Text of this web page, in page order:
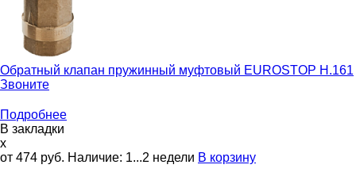
Обратный клапан пружинный муфтовый EUROSTOP H.161
Звоните
Подробнее
В закладки
x
от 474 руб. Наличие: 1...2 недели В корзину